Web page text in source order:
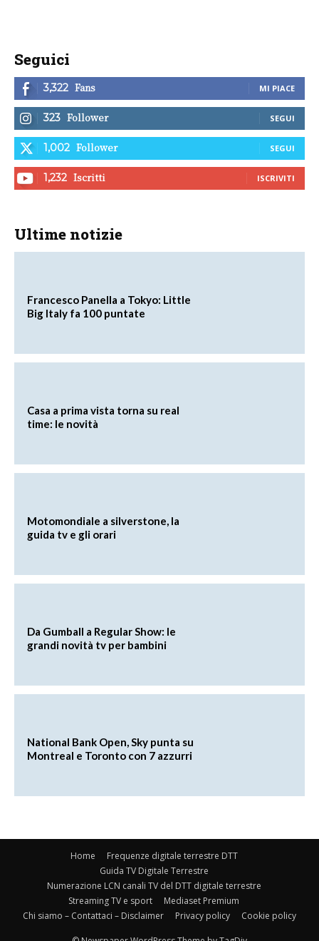
Seguici
3,322 Fans MI PIACE
323 Follower SEGUI
1,002 Follower SEGUI
1,232 Iscritti ISCRIVITI
Ultime notizie
Francesco Panella a Tokyo: Little
Big Italy fa 100 puntate
Casa a prima vista torna su real
time: le novità
Motomondiale a silverstone, la
guida tv e gli orari
Da Gumball a Regular Show: le
grandi novità tv per bambini
National Bank Open, Sky punta su
Montreal e Toronto con 7 azzurri
Home
Frequenze digitale terrestre DTT
Guida TV Digitale Terrestre
Numerazione LCN canali TV del DTT digitale terrestre
Streaming TV e sport
Mediaset Premium
Chi siamo – Contattaci – Disclaimer
Privacy policy Cookie policy